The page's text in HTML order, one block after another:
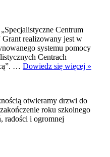
Centrum
Grant realizowany jest w
systemu pomocy
Centrach
… Dowiedz się więcej »
otwieramy drzwi do
roku szkolnego
radości i ogromnej